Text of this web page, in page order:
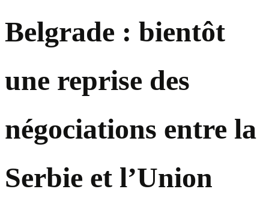
Belgrade : bientôt
une reprise des
négociations entre la
Serbie et l’Union